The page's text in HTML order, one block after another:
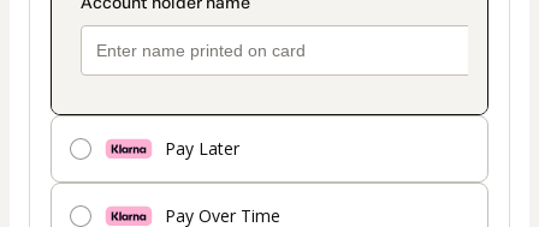
Pay Later
Pay Over Time